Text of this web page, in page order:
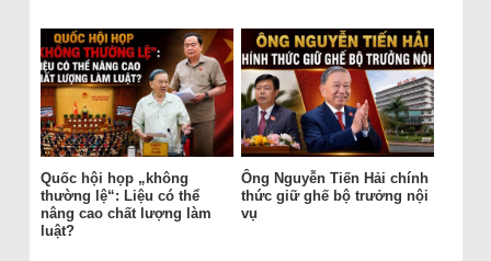
Quốc hội họp „không
thường lệ“: Liệu có thể
nâng cao chất lượng làm
luật?
Ông Nguyễn Tiến Hải chính
thức giữ ghế bộ trưởng nội
vụ